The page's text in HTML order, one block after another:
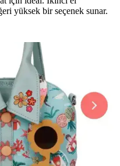
yüksek bir seçenek sunar.